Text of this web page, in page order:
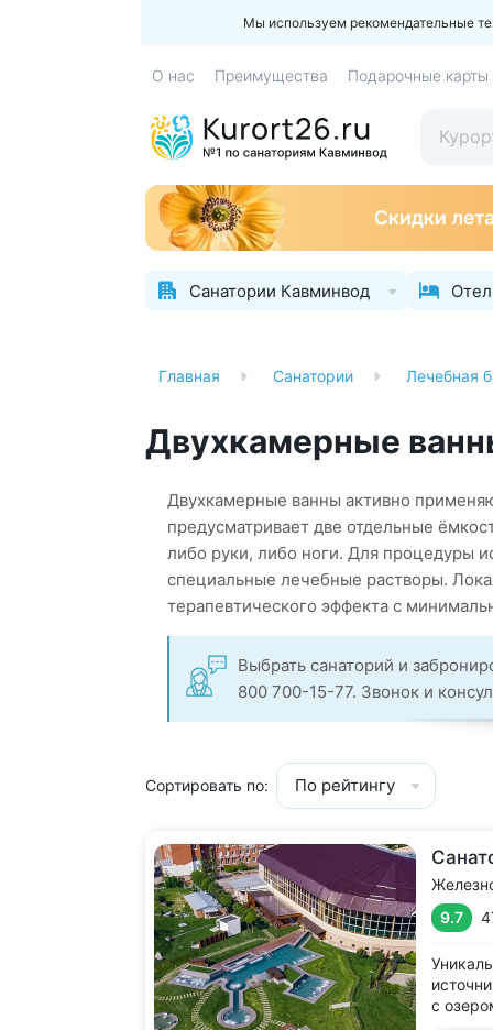
Мы используем рекомендательные
О нас Преимущества Подарочные карты
Санатории Кавминвод
Главная Санатории Лечебная
Двухкамерные
Двухкамерные ванны активно
предусматривает две отдельные
либо руки, либо ноги. Для процедуры
специальные лечебные растворы.
терапевтического эффекта с
Выбрать санаторий и
800 700-15-77. Звонок и
Сортировать по: По рейтингу
9.7
с